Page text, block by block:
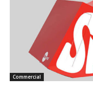
Commercial